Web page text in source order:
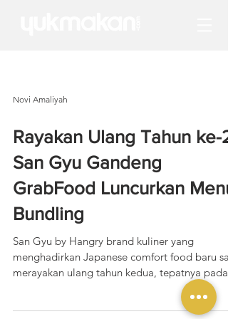
Novi Amaliyah
Rayakan Ulang Tahun ke-2
San Gyu Gandeng
GrabFood Luncurkan Menu
Bundling
San Gyu by Hangry brand kuliner yang
menghadirkan Japanese comfort food baru
merayakan ulang tahun kedua, tepatnya pada